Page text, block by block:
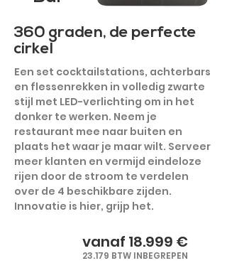
360 graden, de perfecte
cirkel
Een set cocktailstations, achterbars
en flessenrekken in volledig zwarte
stijl met LED-verlichting om in het
donker te werken. Neem je
restaurant mee naar buiten en
plaats het waar je maar wilt. Serveer
meer klanten en vermijd eindeloze
rijen door de stroom te verdelen
over de 4 beschikbare zijden.
Innovatie is hier, grijp het.
vanaf 18.999 €
23.179 BTW INBEGREPEN